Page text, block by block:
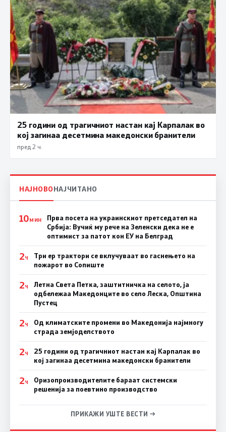
25 години од трагичниот настан кај Карпалак во
кој загинаа десетмина македонски бранители
пред 2 ч.
НАЈНОВОНАЈЧИТАНО
10МИН
Прва посета на украинскиот претседател на
Србија: Вучиќ му рече на Зеленски дека не е
оптимист за патот кон ЕУ на Белград
2Ч
Три ер трактори се вклучуваат во гаснењето на
пожарот во Сопиште
2Ч
Летна Света Петка, заштитничка на селото, ја
одбележаа Македонците во село Леска, Општина
Пустец
2Ч
Од климатските промени во Македонија најмногу
страда земјоделството
2Ч
25 години од трагичниот настан кај Карпалак во
кој загинаа десетмина македонски бранители
2Ч
Оризопроизводителите бараат системски
решенија за поевтино производство
ПРИКАЖИ УШТЕ ВЕСТИ →